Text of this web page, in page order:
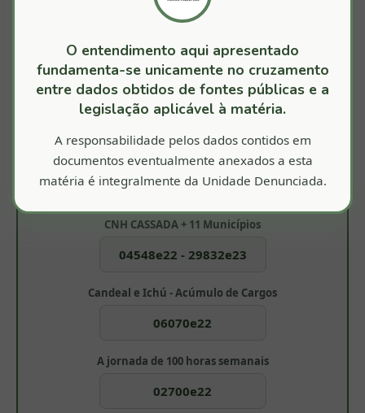
Nossa Atuação é Referência
180 dias para colocar a 'casa' em ordem!
14350e25
CNH CASSADA + 11 Municípios
04548e22 - 29832e23
Candeal e Ichú - Acúmulo de Cargos
06070e22
A jornada de 100 horas semanais
02700e22
O entendimento aqui apresentado
fundamenta-se unicamente no cruzamento
entre dados obtidos de fontes públicas e a
legislação aplicável à matéria.
A responsabilidade pelos dados contidos em
documentos eventualmente anexados a esta
matéria é integralmente da Unidade Denunciada.